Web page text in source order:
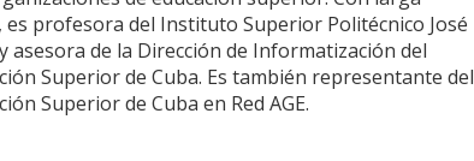
profesora del Instituto Superior Politécnico José
asesora de la Dirección de Informatización del
Superior de Cuba. Es también representante del
Superior de Cuba en Red AGE.